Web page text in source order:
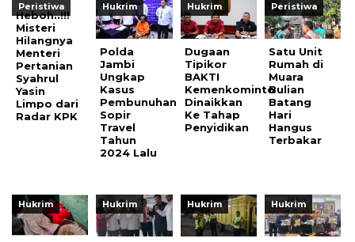
Peristiwa
Heboh..!!!
Misteri
Hilangnya
Menteri
Pertanian
Syahrul
Yasin
Limpo dari
Radar KPK
Hukrim
Polda
Jambi
Ungkap
Kasus
Pembunuhan
Sopir
Travel
Tahun
2024 Lalu
Hukrim
Dugaan
Tipikor
BAKTI
Kemenkominto
Dinaikkan
Ke Tahap
Penyidikan
Peristiwa
Satu Unit
Rumah di
Muara
Bulian
Batang
Hari
Hangus
Terbakar
Hukrim Hukrim Hukrim Hukrim